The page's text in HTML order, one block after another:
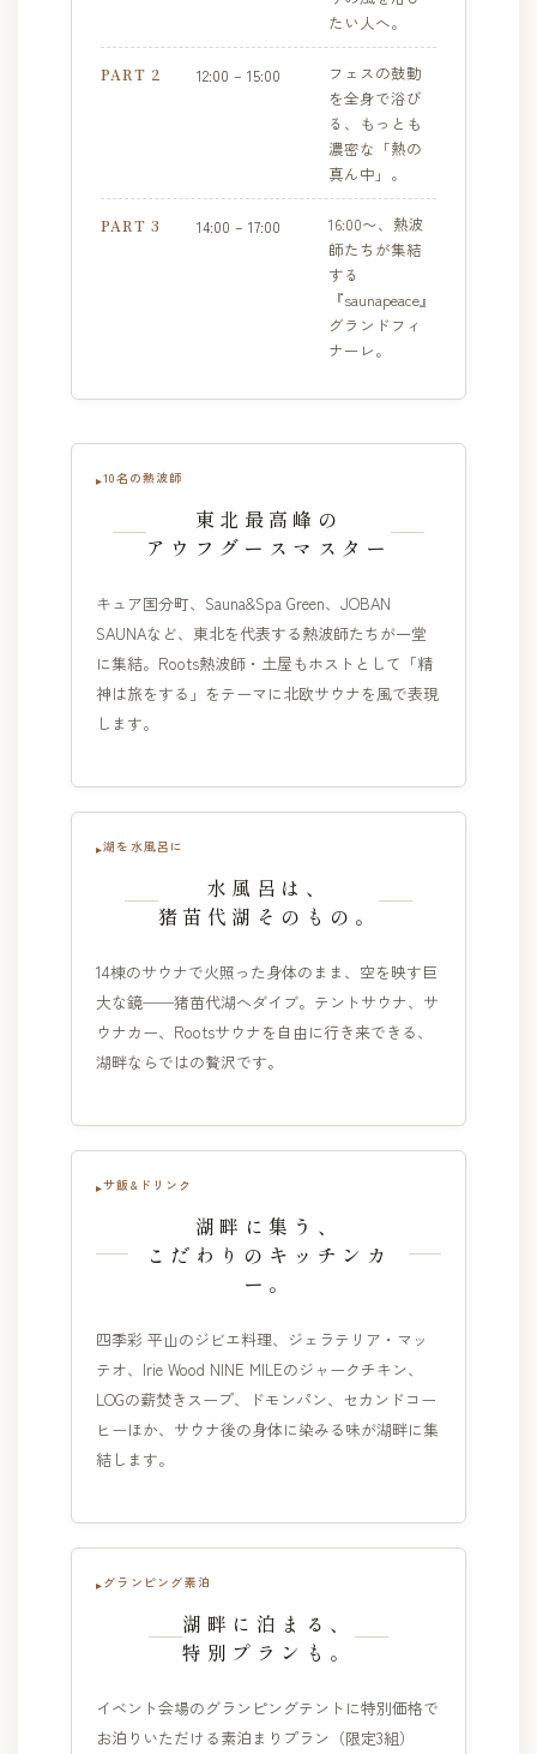
たい人へ。
PART 2 12:00 – 15:00
フェスの鼓動
を全身で浴び
る、もっとも
濃密な「熱の
真ん中」。
PART 3 14:00 – 17:00
16:00〜、熱波
師たちが集結
する
『saunapeace』
グランドフィ
ナーレ。
10名の熱波師
東北最高峰の
アウフグースマスター
キュア国分町、Sauna&Spa Green、JOBAN
SAUNAなど、東北を代表する熱波師たちが一堂
に集結。Roots熱波師・土屋もホストとして「精
神は旅をする」をテーマに北欧サウナを風で表現
します。
湖を水風呂に
水風呂は、
猪苗代湖そのもの。
14棟のサウナで火照った身体のまま、空を映す巨
大な鏡──猪苗代湖へダイブ。テントサウナ、サ
ウナカー、Rootsサウナを自由に行き来できる、
湖畔ならではの贅沢です。
サ飯&ドリンク
湖畔に集う、
こだわりのキッチンカ
ー。
四季彩 平山のジビエ料理、ジェラテリア・マッ
テオ、Irie Wood NINE MILEのジャークチキン、
LOGの薪焚きスープ、ドモンパン、セカンドコー
ヒーほか、サウナ後の身体に染みる味が湖畔に集
結します。
グランピング素泊
湖畔に泊まる、
特別プランも。
イベント会場のグランピングテントに特別価格で
お泊りいただける素泊まりプラン（限定3組）